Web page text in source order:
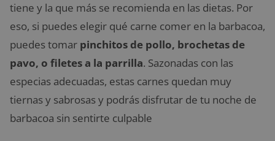
tiene y la que más se recomienda en las dietas. Por
eso, si puedes elegir qué carne comer en la barbacoa,
puedes tomar pinchitos de pollo, brochetas de
pavo, o filetes a la parrilla. Sazonadas con las
especias adecuadas, estas carnes quedan muy
tiernas y sabrosas y podrás disfrutar de tu noche de
barbacoa sin sentirte culpable